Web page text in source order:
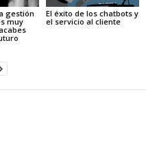
gestión
muy
El éxito de los chatbots y
el servicio al cliente